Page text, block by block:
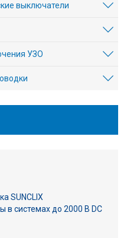
выключатели
УЗО
SUNCLIX
в системах до 2000 В DC